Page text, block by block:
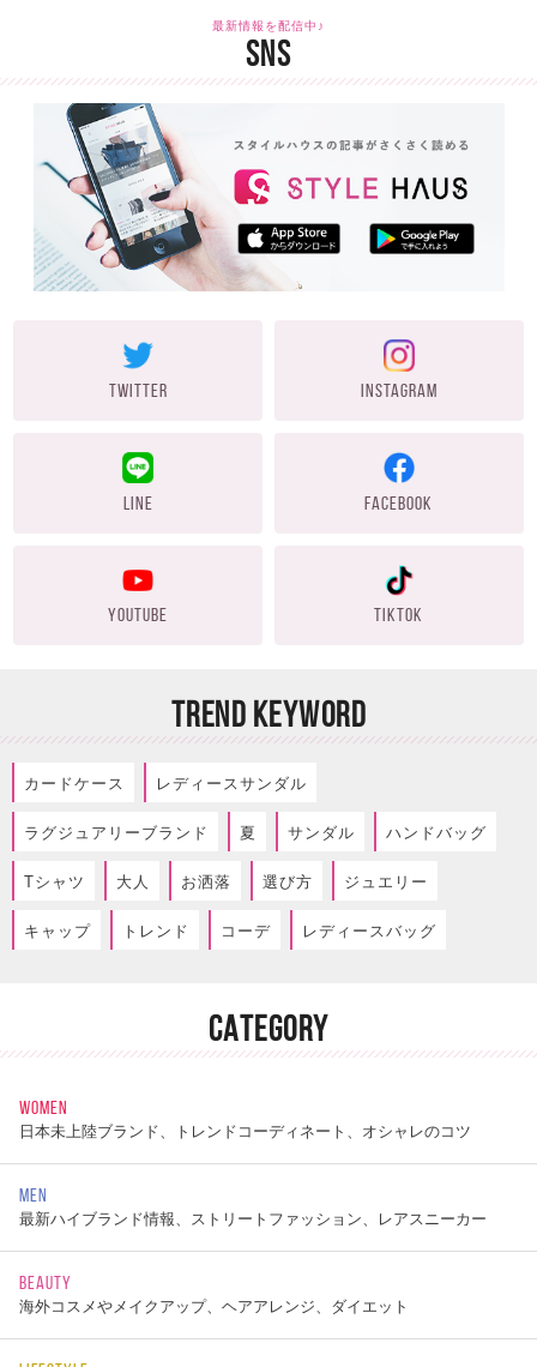
最新情報を配信中♪
SNS
TWITTER INSTAGRAM
LINE FACEBOOK
YOUTUBE TIKTOK
TREND KEYWORD
カードケース レディースサンダル
ラグジュアリーブランド 夏 サンダル ハンドバッグ
Tシャツ 大人 お洒落 選び方 ジュエリー
キャップ トレンド コーデ レディースバッグ
CATEGORY
WOMEN
日本未上陸ブランド、トレンドコーディネート、オシャレのコツ
MEN
最新ハイブランド情報、ストリートファッション、レアスニーカー
BEAUTY
海外コスメやメイクアップ、ヘアアレンジ、ダイエット